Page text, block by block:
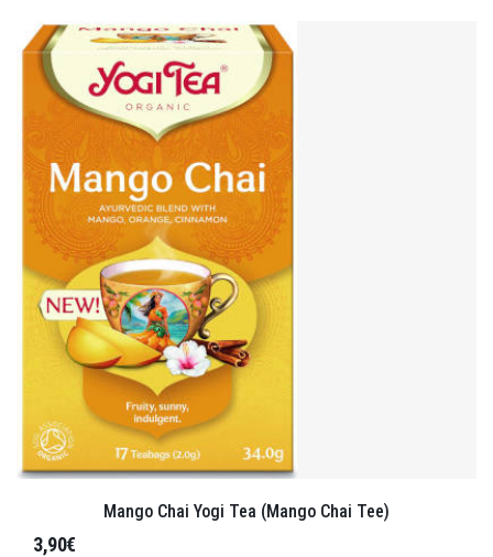
Mango Chai Yogi Tea (Mango Chai Tee)
3,90€